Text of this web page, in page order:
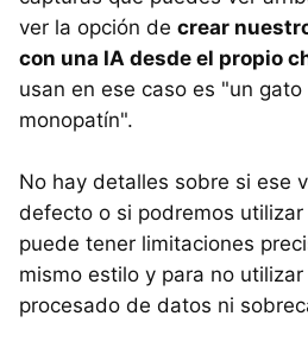
ver la opción de crear
con una IA desde el propio
usan en ese caso es "un
monopatín".
No hay detalles sobre si ese
defecto o si podremos utilizar
puede tener limitaciones
mismo estilo y para no
procesado de datos ni